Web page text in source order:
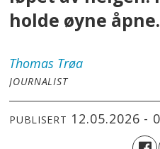
holde øyne åpne.
Thomas Trøa
JOURNALIST
PUBLISERT 12.05.2026 -